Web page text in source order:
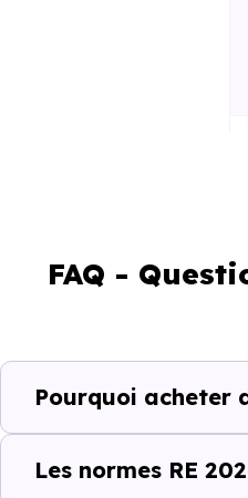
FAQ -
Pourquoi acheter
Les normes RE